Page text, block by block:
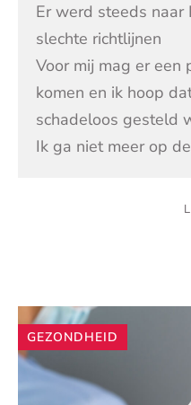
Er werd steeds naar
slechte richtlijnen
Voor mij mag er een
komen en ik hoop
schadeloos gesteld
Ik ga niet meer op
Andere
artikelen
GEZONDHEID